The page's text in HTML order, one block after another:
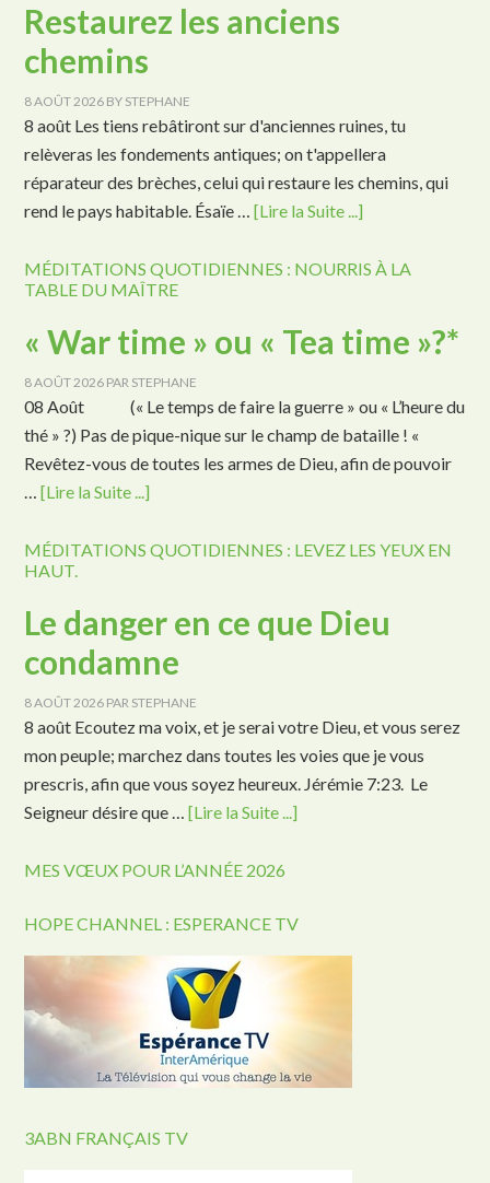
Restaurez les anciens
chemins
8 AOÛT 2026 BY STEPHANE
8 août Les tiens rebâtiront sur d'anciennes ruines, tu
relèveras les fondements antiques; on t'appellera
réparateur des brèches, celui qui restaure les chemins, qui
rend le pays habitable. Ésaïe …[Lire la Suite ...]
MÉDITATIONS QUOTIDIENNES : NOURRIS À LA
TABLE DU MAÎTRE
« War time » ou « Tea time »?*
8 AOÛT 2026 PAR STEPHANE
08 Août (« Le temps de faire la guerre » ou « L’heure du
thé » ?) Pas de pique-nique sur le champ de bataille ! «
Revêtez-vous de toutes les armes de Dieu, afin de pouvoir
…[Lire la Suite ...]
MÉDITATIONS QUOTIDIENNES : LEVEZ LES YEUX EN
HAUT.
Le danger en ce que Dieu
condamne
8 AOÛT 2026 PAR STEPHANE
8 août Ecoutez ma voix, et je serai votre Dieu, et vous serez
mon peuple; marchez dans toutes les voies que je vous
prescris, afin que vous soyez heureux. Jérémie 7:23. Le
Seigneur désire que …[Lire la Suite ...]
MES VŒUX POUR L’ANNÉE 2026
HOPE CHANNEL : ESPERANCE TV
3ABN FRANÇAIS TV